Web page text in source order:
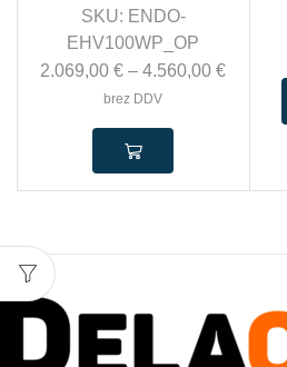
SKU: ENDO-
EHV100WP_OP
2.069,00€ – 4.560,00€
brez DDV